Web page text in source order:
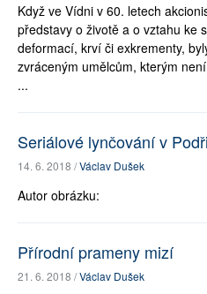
Když ve Vídni v 60. letech
představy o životě a o vztahu ke
deformací, krví či exkrementy,
zvráceným umělcům, kterým
...
Seriálové lynčování v
14. 6. 2018 /Václav Dušek
Autor obrázku:
Přírodní prameny mizí
21. 6. 2018 /Václav Dušek